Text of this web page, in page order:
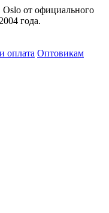
от официального
года.
оплата Оптовикам